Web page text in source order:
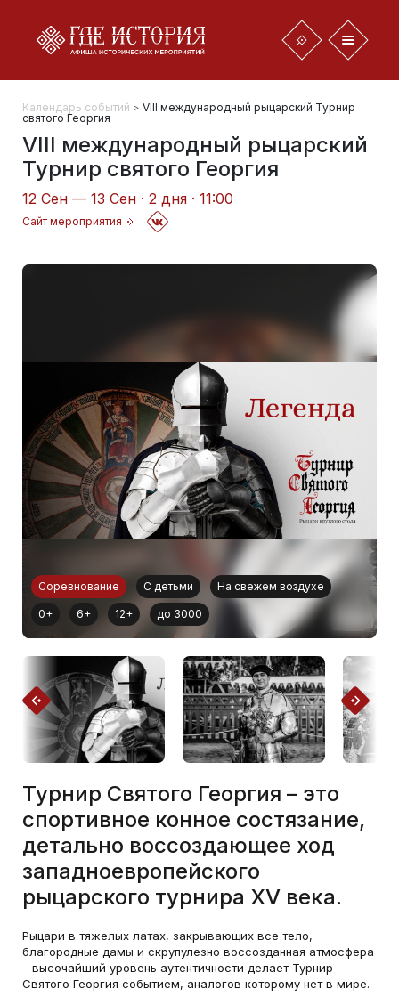
Календарь событий > VIII международный рыцарский Турнир
святого Георгия
VIII международный рыцарский
Турнир святого Георгия
12 Сен — 13 Сен · 2 дня · 11:00
Сайт мероприятия
Соревнование С детьми На свежем воздухе
0+ 6+ 12+ до 3000
Турнир Святого Георгия – это
спортивное конное состязание,
детально воссоздающее ход
западноевропейского
рыцарского турнира XV века.
Рыцари в тяжелых латах, закрывающих все тело,
благородные дамы и скрупулезно воссозданная атмосфера
– высочайший уровень аутентичности делает Турнир
Святого Георгия событием, аналогов которому нет в мире.